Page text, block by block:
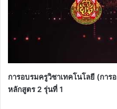
การอบรมครูวิชาเทคโนโลยี (การ
หลักสูตร 2 รุ่นที่ 1